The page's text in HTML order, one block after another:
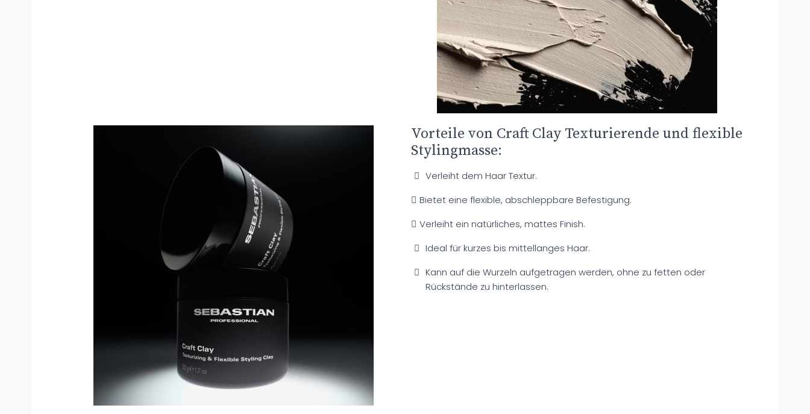
Vorteile von Craft Clay Texturierende und flexible
Stylingmasse:
Verleiht dem Haar Textur.
Bietet eine flexible, abschleppbare Befestigung.
Verleiht ein natürliches, mattes Finish.
Ideal für kurzes bis mittellanges Haar.
Kann auf die Wurzeln aufgetragen werden, ohne zu fetten oder
Rückstände zu hinterlassen.